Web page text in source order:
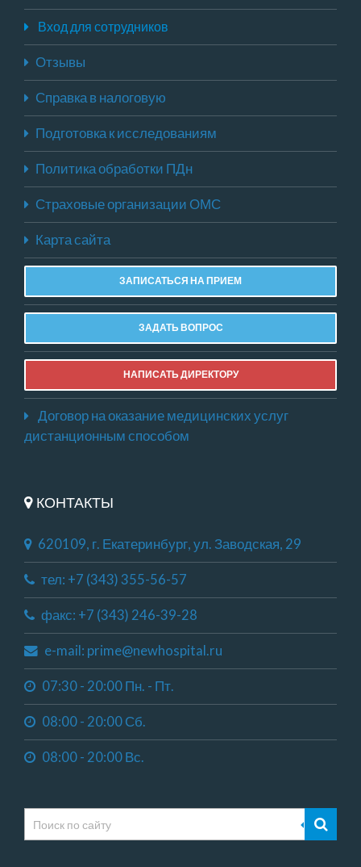
Вход для сотрудников
Отзывы
Справка в налоговую
Подготовка к исследованиям
Политика обработки ПДн
Страховые организации ОМС
Карта сайта
ЗАПИСАТЬСЯ НА ПРИЕМ
ЗАДАТЬ ВОПРОС
НАПИСАТЬ ДИРЕКТОРУ
Договор на оказание медицинских услуг
дистанционным способом
КОНТАКТЫ
620109, г. Екатеринбург, ул. Заводская, 29
тел: +7 (343) 355-56-57
факс: +7 (343) 246-39-28
e-mail: prime@newhospital.ru
07:30 - 20:00 Пн. - Пт.
08:00 - 20:00 Сб.
08:00 - 20:00 Вс.